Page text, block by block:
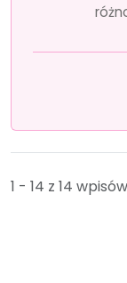
1 - 14 z 14 wpisów